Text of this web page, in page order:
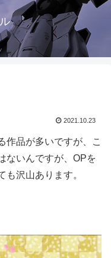
2021.10.23
作品が多いですが、こ
ないんですが、OPを
も沢山あります。